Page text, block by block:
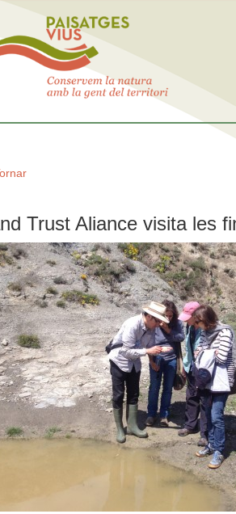
Trust Aliance visita les